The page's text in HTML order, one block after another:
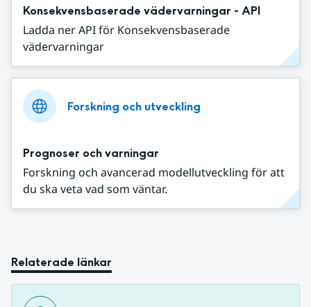
Konsekvensbaserade vädervarningar - API
Ladda ner API för Konsekvensbaserade
vädervarningar
Forskning och utveckling
Prognoser och varningar
Forskning och avancerad modellutveckling för att
du ska veta vad som väntar.
Relaterade länkar